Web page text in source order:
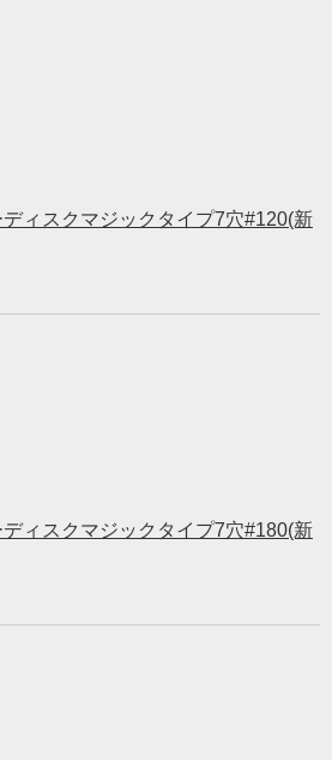
ィスクマジックタイプ7穴#120(新
ィスクマジックタイプ7穴#180(新